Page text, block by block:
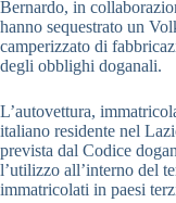
Bernardo, in
hanno sequestrato un
camperizzato di
degli obblighi doganali.
L’autovettura,
italiano residente nel
prevista dal Codice
l’utilizzo all’interno del
immatricolati in paesi